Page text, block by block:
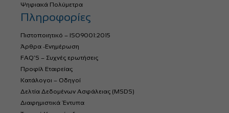
Ψηφιακά Πολύμετρα
Πληροφορίες
Πιστοποιητικό – ISO9001:2015
Άρθρα -Ενημέρωση
FAQ’S – Συχνές ερωτήσεις
Προφίλ Εταιρείας
Κατάλογοι – Οδηγοί
Δελτία Δεδομένων Ασφάλειας (MSDS)
Διαφημιστικά Έντυπα